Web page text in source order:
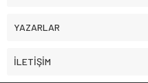
YAZARLAR
İLETİŞİM